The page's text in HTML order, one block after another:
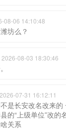
08-06 14:10:48
坊么？
2026-08-03 18:30:46
2026-07-31 16:12:11
是长安改名改来
的“上级单位”改的
关系